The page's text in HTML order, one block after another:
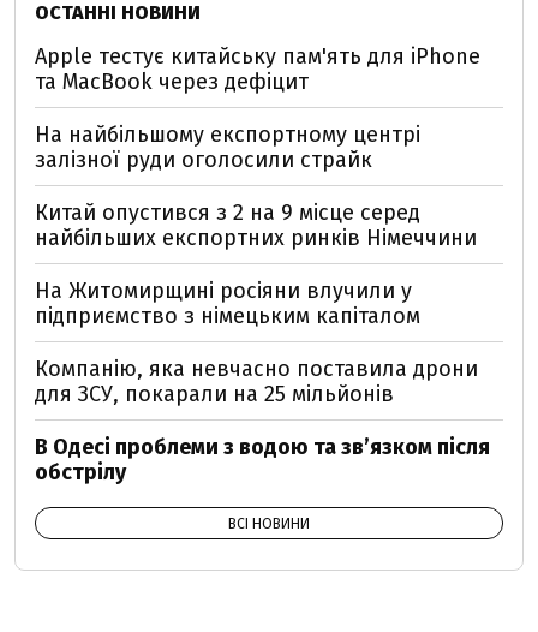
ОСТАННІ НОВИНИ
Apple тестує китайську пам'ять для iPhone
та MacBook через дефіцит
На найбільшому експортному центрі
залізної руди оголосили страйк
Китай опустився з 2 на 9 місце серед
найбільших експортних ринків Німеччини
На Житомирщині росіяни влучили у
підприємство з німецьким капіталом
Компанію, яка невчасно поставила дрони
для ЗСУ, покарали на 25 мільйонів
В Одесі проблеми з водою та звʼязком після
обстрілу
ВСІ НОВИНИ